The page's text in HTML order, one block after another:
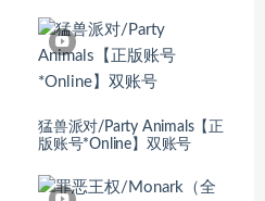
猛兽派对/Party Animals【正
版账号*Online】双账号